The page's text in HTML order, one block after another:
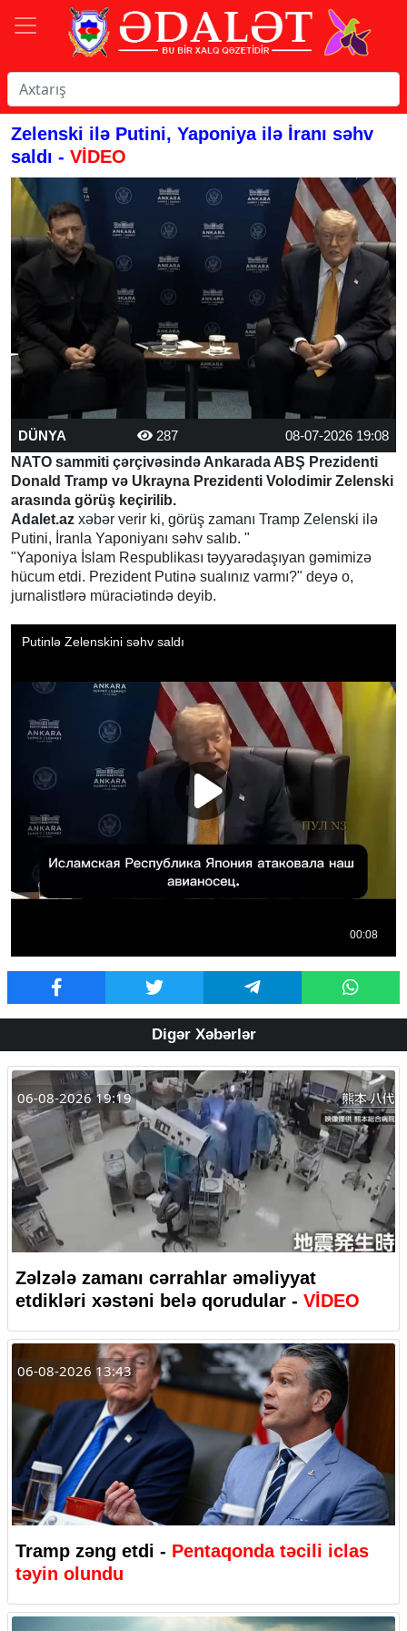
Zelenski ilə Putini, Yaponiya ilə İranı səhv
saldı - VİDEO
DÜNYA 287
08-07-2026 19:08
NATO sammiti çərçivəsində Ankarada ABŞ Prezidenti
Donald Tramp və Ukrayna Prezidenti Volodimir Zelenski
arasında görüş keçirilib.
Adalet.az xəbər verir ki, görüş zamanı Tramp Zelenski ilə
Putini, İranla Yaponiyanı səhv salıb. "
"Yaponiya İslam Respublikası təyyarədaşıyan gəmimizə
hücum etdi. Prezident Putinə sualınız varmı?" deyə o,
jurnalistlərə müraciətində deyib.
Digər Xəbərlər
06-08-2026 19:19
Zəlzələ zamanı cərrahlar əməliyyat
etdikləri xəstəni belə qorudular - VİDEO
06-08-2026 13:43
Tramp zəng etdi - Pentaqonda təcili iclas
təyin olundu